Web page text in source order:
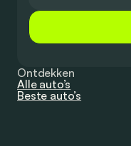
Ontdekken
Alle auto’s
Beste auto’s